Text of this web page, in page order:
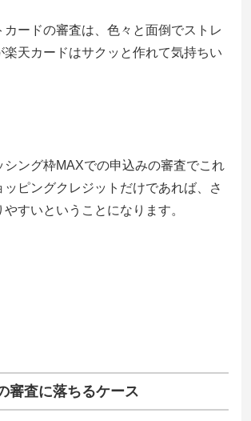
カードの審査は、色々と面倒でストレ
楽天カードはサクッと作れて気持ちい
シング枠MAXでの申込みの審査でこれ
ッピングクレジットだけであれば、さ
すいということになります。
審査に落ちるケース